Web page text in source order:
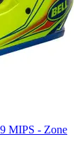
MIPS - Zone